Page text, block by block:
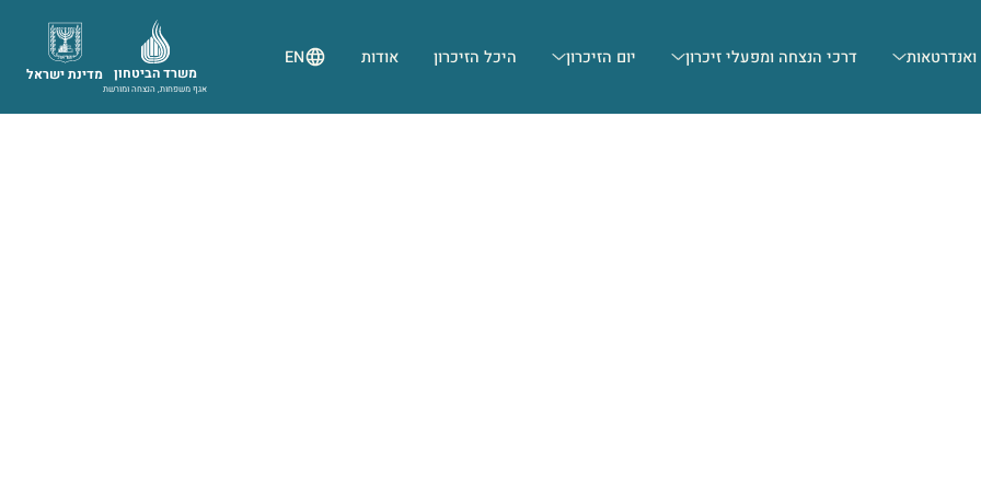
דרכי הנצחה ומפעלי זיכרון יום הזיכרון היכל הזיכרון אודות EN
מדינת ישראל משרד הביטחון
אגף משפחות, הנצחה ומורשת